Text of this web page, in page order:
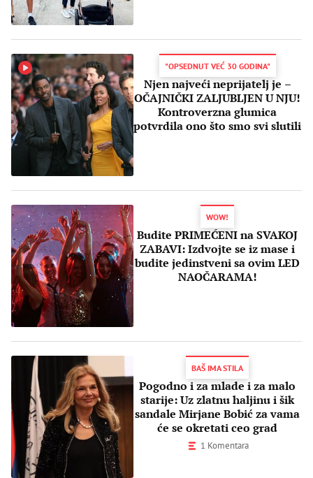
"OPSEDNUT VEĆ 30 GODINA"
Njen najveći neprijatelj je –
OČAJNIČKI ZALJUBLJEN U NJU!
Kontroverzna glumica
potvrdila ono što smo svi slutili
WOW!
Budite PRIMEĆENI na SVAKOJ
ZABAVI: Izdvojte se iz mase i
budite jedinstveni sa ovim LED
NAOČARAMA!
BAŠ IMA STILA
Pogodno i za mlade i za malo
starije: Uz zlatnu haljinu i šik
sandale Mirjane Bobić za vama
će se okretati ceo grad
1 Komentara